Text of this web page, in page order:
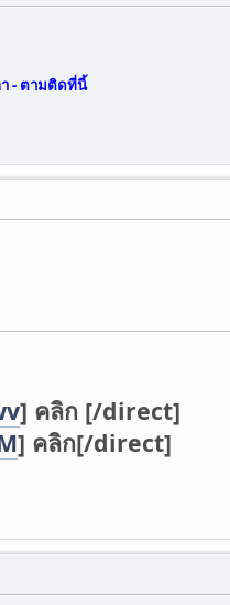
- ตามติดที่นี้
] คลิก [/direct]
] คลิก[/direct]